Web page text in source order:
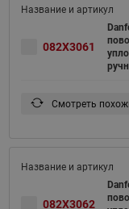
082X3061
Смотреть
082X3062